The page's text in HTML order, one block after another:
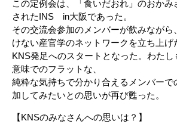
この定例会は、「食いだおれ」のおかみ
されたINS in大阪であった。
その交流会参加のメンバーが飲みながら
けない産官学のネットワークを立ち上げ
KNS発足へのスタートとなった。わた
意味でのフラットな、
純粋な気持ちで分かり合えるメンバーで
加してみたいとの思いが再び甦った。
【KNSのみなさんへの思いは？】